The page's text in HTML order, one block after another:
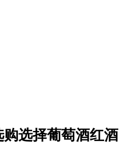
选择葡萄酒红酒